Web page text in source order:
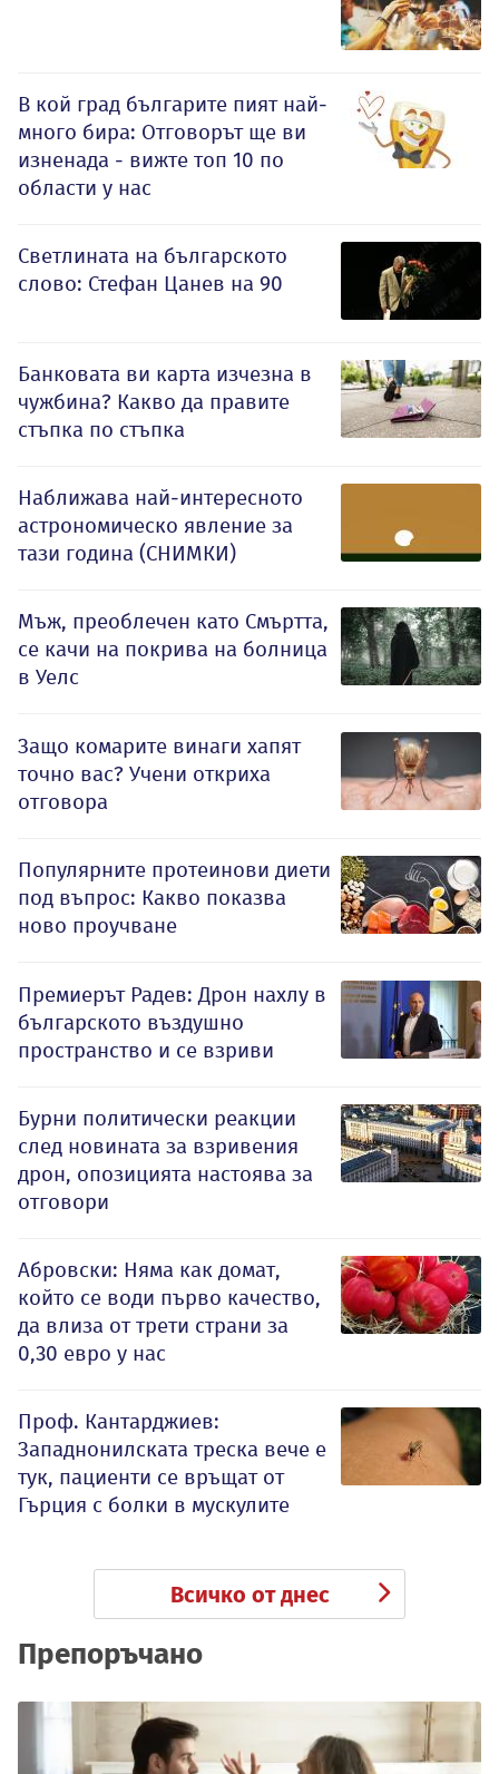
В кой град българите пият най-
много бира: Отговорът ще ви
изненада - вижте топ 10 по
области у нас
Светлината на българското
слово: Стефан Цанев на 90
Банковата ви карта изчезна в
чужбина? Какво да правите
стъпка по стъпка
Наближава най-интересното
астрономическо явление за
тази година (СНИМКИ)
Мъж, преоблечен като Смъртта,
се качи на покрива на болница
в Уелс
Защо комарите винаги хапят
точно вас? Учени откриха
отговора
Популярните протеинови диети
под въпрос: Какво показва
ново проучване
Премиерът Радев: Дрон нахлу в
българското въздушно
пространство и се взриви
Бурни политически реакции
след новината за взривения
дрон, опозицията настоява за
отговори
Абровски: Няма как домат,
който се води първо качество,
да влиза от трети страни за
0,30 евро у нас
Проф. Кантарджиев:
Западнонилската треска вече е
тук, пациенти се връщат от
Гърция с болки в мускулите
Всичко от днес
Препоръчано